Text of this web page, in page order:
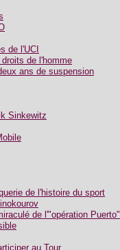
de l'UCI
de l'homme
ans de suspension
Sinkewitz
de l'histoire du sport
de l'"opération Puerto"
au Tour